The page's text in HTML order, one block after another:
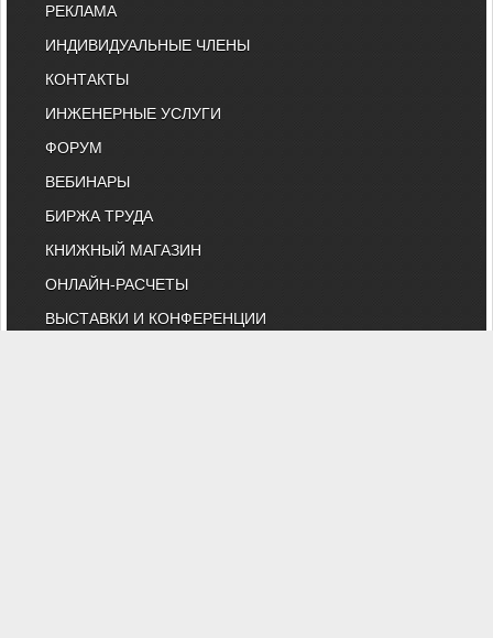
РЕКЛАМА
ИНДИВИДУАЛЬНЫЕ ЧЛЕНЫ
КОНТАКТЫ
ИНЖЕНЕРНЫЕ УСЛУГИ
ФОРУМ
ВЕБИНАРЫ
БИРЖА ТРУДА
КНИЖНЫЙ МАГАЗИН
ОНЛАЙН-РАСЧЕТЫ
ВЫСТАВКИ И КОНФЕРЕНЦИИ